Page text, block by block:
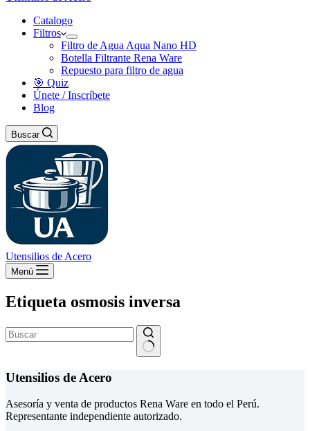
Catalogo
Filtros
Filtro de Agua Aqua Nano HD
Botella Filtrante Rena Ware
Repuesto para filtro de agua
🎯 Quiz
Únete / Inscríbete
Blog
Buscar
Utensilios de Acero
Menú
Etiqueta osmosis inversa
resultados
Utensilios de Acero
Asesoría y venta de productos Rena Ware en todo el Perú.
Representante independiente autorizado.